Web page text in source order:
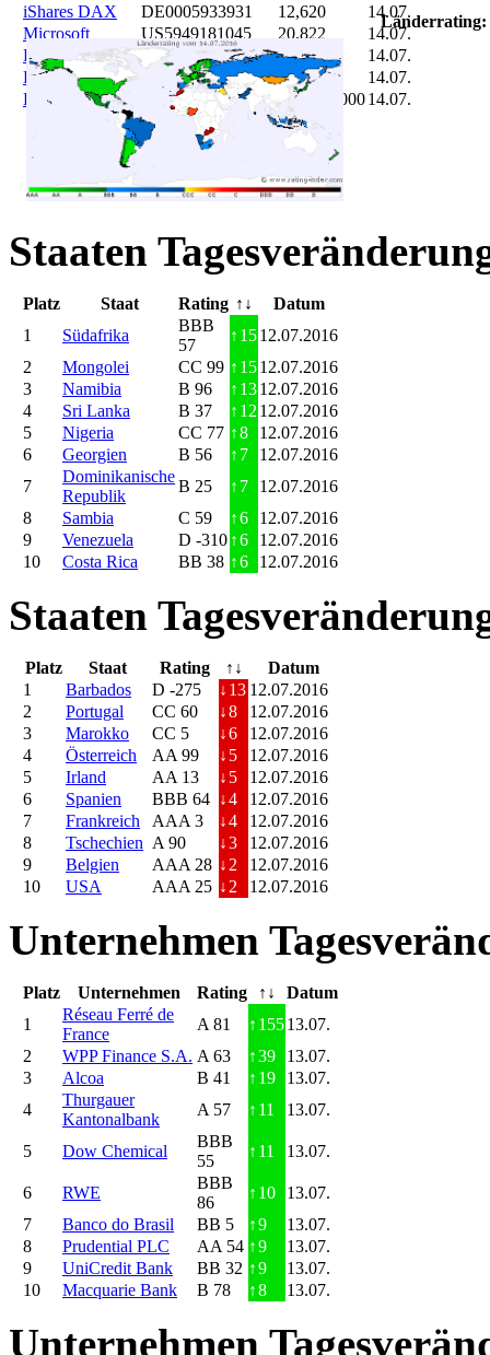
iShares DAX
DE0005933931 12,620
14.07.
Microsoft
US5949181045 20,822
14.07.
DAIMLER
DE0007100000 46,047
14.07.
Brent Oil
DE000A0KRKM571,382
14.07.
Bitcoin
BITCOIN 185.899,00014.07.
Länderrating:
Staaten
Platz Staat Rating ↑↓
Datum
1
Südafrika
BBB
57
↑ 1512.07.2016
2
Mongolei CC 99 ↑ 1512.07.2016
3
Namibia B 96 ↑ 1312.07.2016
4
Sri Lanka B 37 ↑ 12 12.07.2016
5
Nigeria CC 77 ↑8
12.07.2016
6
Georgien B 56 ↑ 7
12.07.2016
7
Dominikanische
Republik
B 25 ↑ 7
12.07.2016
8
Sambia C 59 ↑6
12.07.2016
9
Venezuela D -310 ↑6
12.07.2016
10
Costa Rica BB 38 ↑6 12.07.2016
Staaten
Platz Staat Rating ↑↓
Datum
1
Barbados D -275 ↓ 13 12.07.2016
2
Portugal CC 60 ↓8
12.07.2016
3
Marokko CC 5 ↓6
12.07.2016
4
Österreich AA 99 ↓ 5
12.07.2016
5
Irland AA 13 ↓ 5
12.07.2016
6
Spanien BBB 64 ↓4
12.07.2016
7
Frankreich AAA 3 ↓4
12.07.2016
8
Tschechien A 90 ↓3
12.07.2016
9
Belgien AAA 28 ↓ 2
12.07.2016
10
USA AAA 25 ↓ 2 12.07.2016
Unternehmen
Platz Unternehmen Rating ↑↓
Datum
1
Réseau Ferré de
France
A 81 ↑ 15513.07.
2
WPP Finance S.A. A 63 ↑39
13.07.
3
Alcoa B 41 ↑ 19
13.07.
4
Thurgauer
Kantonalbank
A 57 ↑ 11 13.07.
5 Dow Chemical
BBB
55
↑ 11 13.07.
6 RWE
BBB
86
↑ 10
13.07.
7
Banco do Brasil BB 5 ↑9
13.07.
8
Prudential PLC AA 54 ↑9
13.07.
9
UniCredit Bank BB 32 ↑9
13.07.
10
Macquarie Bank B 78 ↑8 13.07.
Unternehmen